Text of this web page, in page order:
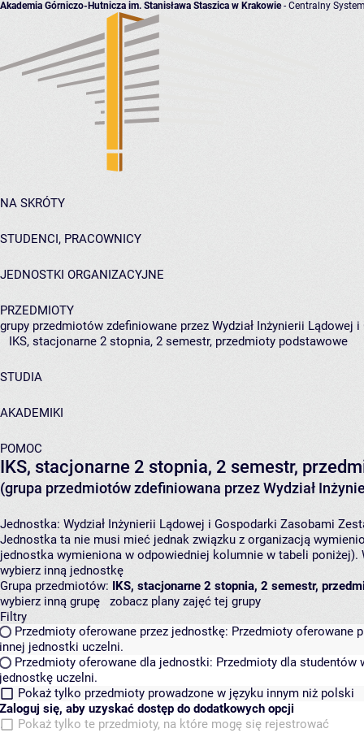
Akademia Górniczo-Hutnicza im. Stanisława Staszica w Krakowie- Centralny
NA SKRÓTY
STUDENCI, PRACOWNICY
JEDNOSTKI ORGANIZACYJNE
PRZEDMIOTY
grupy przedmiotów zdefiniowane przez Wydział Inżynierii Lądowej
IKS, stacjonarne 2 stopnia, 2 semestr, przedmioty podstawowe
STUDIA
AKADEMIKI
POMOC
IKS, stacjonarne 2 stopnia, 2 semestr,
(grupa przedmiotów zdefiniowana przez Wydział
Jednostka: Wydział Inżynierii Lądowej i Gospodarki Zasobami
Jednostka ta nie musi mieć jednak związku z organizacją
jednostka wymieniona w odpowiedniej kolumnie w tabeli
wybierz inną jednostkę
Grupa przedmiotów: IKS, stacjonarne 2 stopnia, 2 semestr,
wybierz inną grupę
zobacz plany zajęć tej grupy
Filtry
Przedmioty oferowane przez jednostkę: Przedmioty oferowane
innej jednostki uczelni.
Przedmioty oferowane dla jednostki: Przedmioty dla studentów
jednostkę uczelni.
Pokaż tylko przedmioty prowadzone w języku innym niż polski
Zaloguj się, aby uzyskać dostęp do dodatkowych opcji
Pokaż tylko te przedmioty, na które mogę się rejestrować